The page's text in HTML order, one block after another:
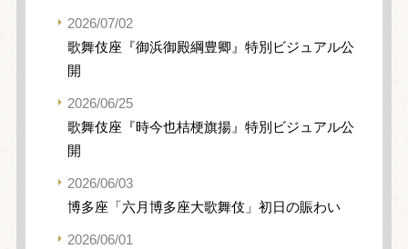
2026/07/02
歌舞伎座『御浜御殿綱豊卿』特別ビジュアル公
開
2026/06/25
歌舞伎座『時今也桔梗旗揚』特別ビジュアル公
開
2026/06/03
博多座「六月博多座大歌舞伎」初日の賑わい
2026/06/01